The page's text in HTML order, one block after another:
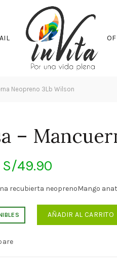
Neopreno 3Lb Wilson
–
El
precio
original
S/49.90
precio
actual
recubierta neoprenoMango
AÑADIR AL CARRITO